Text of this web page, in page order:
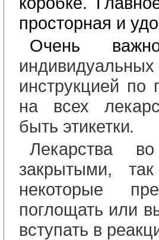
просторная и
Очень
индивидуальных
инструкцией по
на всех
быть этикетки.
Лекарства
закрытыми,
некоторые
поглощать или
вступать в